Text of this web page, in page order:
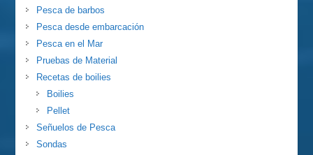
Pesca de barbos
Pesca desde embarcación
Pesca en el Mar
Pruebas de Material
Recetas de boilies
Boilies
Pellet
Señuelos de Pesca
Sondas